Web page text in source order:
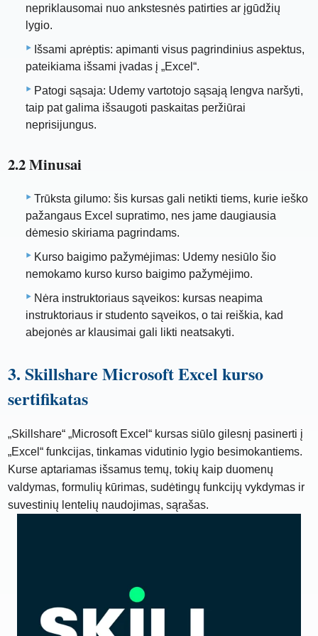
nepriklausomai nuo ankstesnės patirties ar įgūdžių
lygio.
Išsami aprėptis: apimanti visus pagrindinius aspektus,
pateikiama išsami įvadas į „Excel“.
Patogi sąsaja: Udemy vartotojo sąsają lengva naršyti,
taip pat galima išsaugoti paskaitas peržiūrai
neprisijungus.
2.2 Minusai
Trūksta gilumo: šis kursas gali netikti tiems, kurie ieško
pažangaus Excel supratimo, nes jame daugiausia
dėmesio skiriama pagrindams.
Kurso baigimo pažymėjimas: Udemy nesiūlo šio
nemokamo kurso kurso baigimo pažymėjimo.
Nėra instruktoriaus sąveikos: kursas neapima
instruktoriaus ir studento sąveikos, o tai reiškia, kad
abejonės ar klausimai gali likti neatsakyti.
3. Skillshare Microsoft Excel kurso
sertifikatas
„Skillshare“ „Microsoft Excel“ kursas siūlo gilesnį pasinerti į
„Excel“ funkcijas, tinkamas vidutinio lygio besimokantiems.
Kurse aptariamas išsamus temų, tokių kaip duomenų
valdymas, formulių kūrimas, sudėtingų funkcijų vykdymas ir
suvestinių lentelių naudojimas, sąrašas.